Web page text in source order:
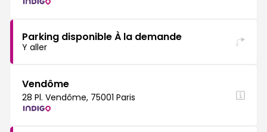
Parking disponible À la demande
Y aller
Vendôme
28 Pl. Vendôme, 75001 Paris